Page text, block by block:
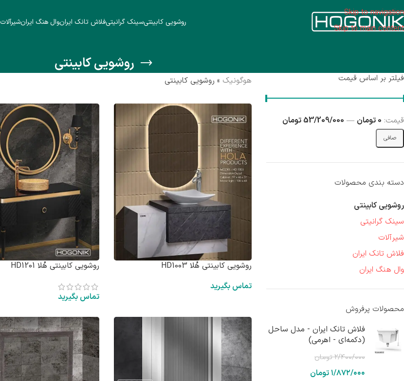
Skip to navigation
Skip to main content
روشویی کابینتیسینک گرانیتیفلاش تانک ایرانوال هنگ ایرانشیرآلات
روشویی کابینتی
فیلتر بر اساس قیمت
صافی
قيمت: 0 تومان — 53/209/000 تومان
دسته بندی محصولات
روشویی کابینتی
سینک گرانیتی
شیرآلات
فلاش تانک ایران
وال هنگ ایران
محصولات پرفروش
فلاش تانک ایران - مدل ساحل
(دکمه‌ای - اهرمی)
۲/۴۰۰/۰۰۰تومان
۱/۸۷۲/۰۰۰تومان
هوگونیک » روشویی کابینتی
روشویی کابینتی هُلا HD1003
تماس بگیرید
روشویی کابینتی هُلا HD1201
تماس بگیرید